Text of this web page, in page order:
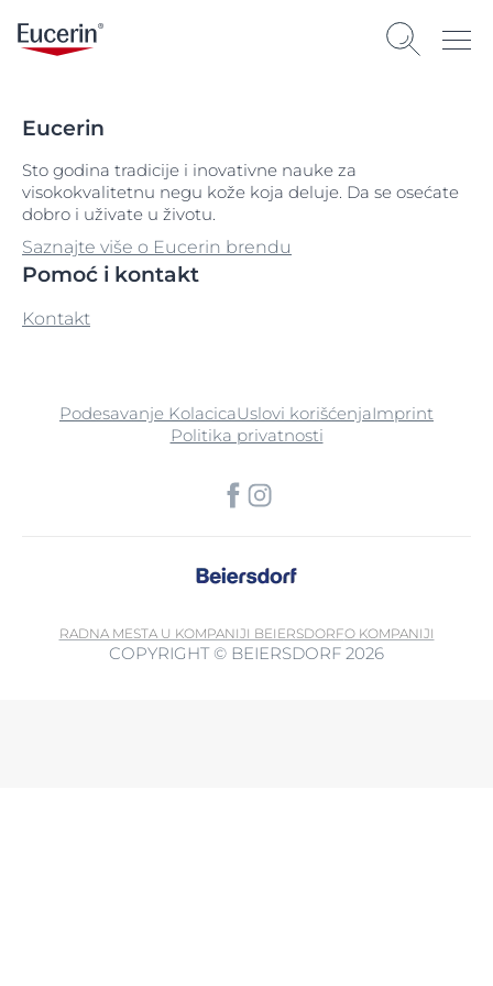
Eucerin
Sto godina tradicije i inovativne nauke za
visokokvalitetnu negu kože koja deluje. Da se osećate
dobro i uživate u životu.
Saznajte više o Eucerin brendu
Pomoć i kontakt
Kontakt
Podesavanje KolacicaUslovi korišćenjaImprint
Politika privatnosti
RADNA MESTA U KOMPANIJI BEIERSDORFO KOMPANIJI
COPYRIGHT © BEIERSDORF 2026